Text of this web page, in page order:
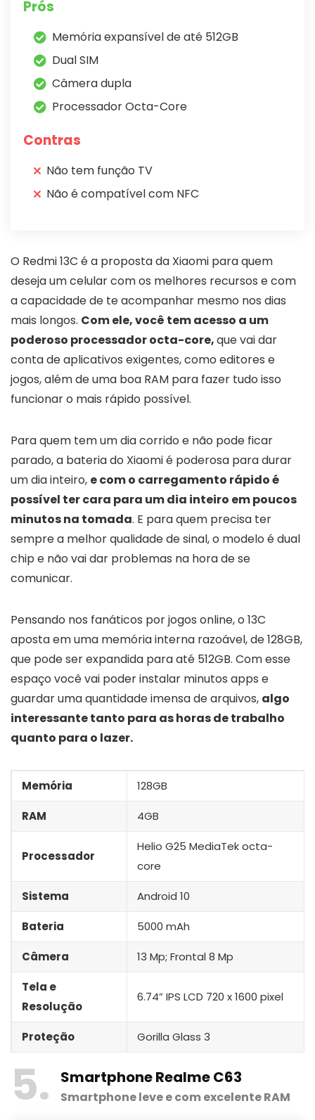
Prós
Memória expansível de até 512GB
Dual SIM
Câmera dupla
Processador Octa-Core
Contras
Não tem função TV
Não é compatível com NFC
O Redmi 13C é a proposta da Xiaomi para quem
deseja um celular com os melhores recursos e com
a capacidade de te acompanhar mesmo nos dias
mais longos. Com ele, você tem acesso a um
poderoso processador octa-core,que vai dar
conta de aplicativos exigentes, como editores e
jogos, além de uma boa RAM para fazer tudo isso
funcionar o mais rápido possível.
Para quem tem um dia corrido e não pode ficar
parado, a bateria do Xiaomi é poderosa para durar
um dia inteiro, e com o carregamento rápido é
possível ter cara para um dia inteiro em poucos
minutos na tomada. E para quem precisa ter
sempre a melhor qualidade de sinal, o modelo é dual
chip e não vai dar problemas na hora de se
comunicar.
Pensando nos fanáticos por jogos online, o 13C
aposta em uma memória interna razoável, de 128GB,
que pode ser expandida para até 512GB. Com esse
espaço você vai poder instalar minutos apps e
guardar uma quantidade imensa de arquivos, algo
interessante tanto para as horas de trabalho
quanto para o lazer.
Memória 128GB
RAM 4GB
Processador
Helio G25 MediaTek octa-
core
Sistema Android 10
Bateria 5000 mAh
Câmera 13 Mp; Frontal 8 Mp
Tela e
Resolução
6.74” IPS LCD 720 x 1600 pixel
Proteção Gorilla Glass 3
5 SmartphoneRealme C63
Smartphone leve e com excelente RAM